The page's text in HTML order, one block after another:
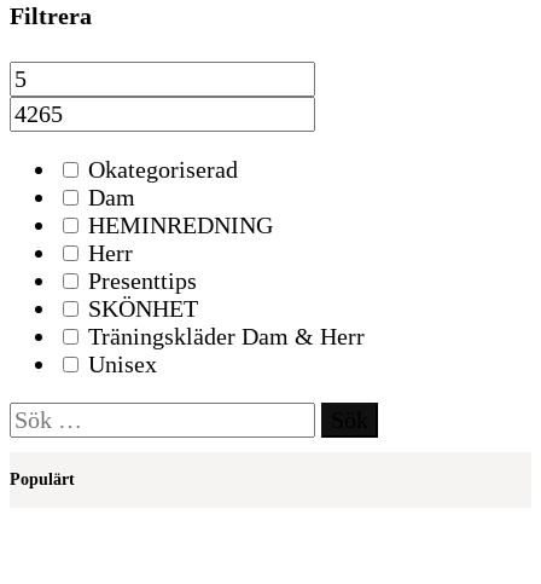
Filtrera
Okategoriserad
Dam
HEMINREDNING
Herr
Presenttips
SKÖNHET
Träningskläder Dam & Herr
Unisex
Sök
efter:
Populärt